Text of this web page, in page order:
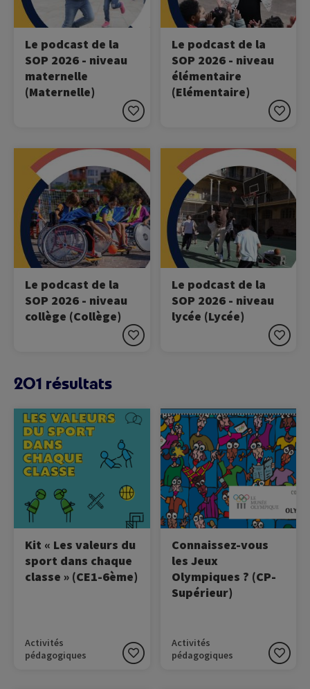
Le podcast de la
SOP 2026 - niveau
maternelle
(Maternelle)
Le podcast de la
SOP 2026 - niveau
élémentaire
(Elémentaire)
Image
Le podcast de la
SOP 2026 - niveau
collège (Collège)
Ecoutez le podcast de la
SOP !
Image
Le podcast de la
SOP 2026 - niveau
lycée (Lycée)
Ecoutez le podcast de la
SOP !
201 résultats
Image
Kit « Les valeurs du
sport dans chaque
classe » (CE1-6ème)
Activités
pédagogiques
Cette ressource vise à
transmettre les valeurs
universelles
fondamentales du sport: le
respect, l'équité et
l'inclusion.
Image
Connaissez-vous
les Jeux
Olympiques ? (CP-
Supérieur)
Activités
pédagogiques
Cette ressource présente
les notions fondamentales
des Jeux Olympiques.